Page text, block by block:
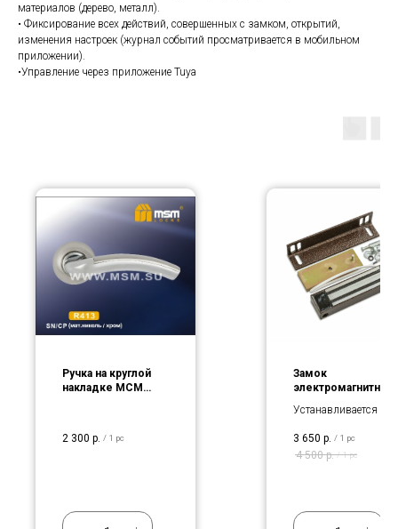
материалов (дерево, металл).
• Фиксирование всех действий, совершенных с замком, открытий,
изменения настроек (журнал событий просматривается в мобильном
приложении).
•Управление через приложение Tuya
Ручка на круглой
накладке МСМ
2 300 р. / 1 pc
Замок
электромагнитный
Устанавливается на
3 650 р. / 1 pc
4 500 р. / 1 pc